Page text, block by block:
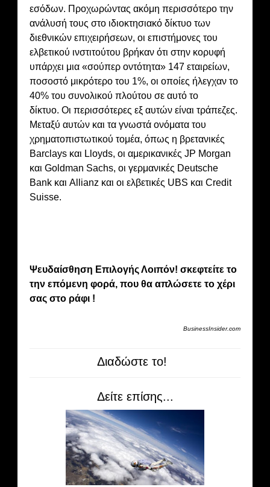
εσόδων. Προχωρώντας ακόμη περισσότερο την
ανάλυσή τους στο ιδιοκτησιακό δίκτυο των
διεθνικών επιχειρήσεων, οι επιστήμονες του
ελβετικού ινστιτούτου βρήκαν ότι στην κορυφή
υπάρχει μια «σούπερ οντότητα» 147 εταιρείων,
ποσοστό μικρότερο του 1%, οι οποίες ήλεγχαν το
40% του συνολικού πλούτου σε αυτό το
δίκτυο. Οι περισσότερες εξ αυτών είναι τράπεζες.
Μεταξύ αυτών και τα γνωστά ονόματα του
χρηματοπιστωτικού τομέα, όπως η βρετανικές
Barclays και Lloyds, οι αμερικανικές JP Morgan
και Goldman Sachs, οι γερμανικές Deutsche
Bank και Allianz και οι ελβετικές UBS και Credit
Suisse.
Ψευδαίσθηση Επιλογής Λοιπόν! σκεφτείτε το
την επόμενη φορά, που θα απλώσετε το χέρι
σας στο ράφι !
BusinessInsider.com
Διαδώστε το!
Δείτε επίσης...